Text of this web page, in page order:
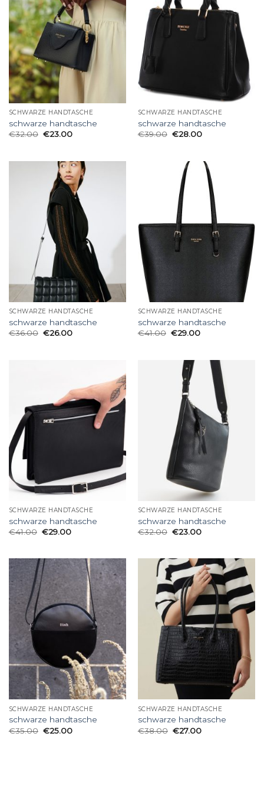
SCHWARZE HANDTASCHE
schwarze handtasche
€32.00 €23.00
SCHWARZE HANDTASCHE
schwarze handtasche
€39.00 €28.00
SCHWARZE HANDTASCHE
schwarze handtasche
€36.00 €26.00
SCHWARZE HANDTASCHE
schwarze handtasche
€41.00 €29.00
SCHWARZE HANDTASCHE
schwarze handtasche
€41.00 €29.00
SCHWARZE HANDTASCHE
schwarze handtasche
€32.00 €23.00
SCHWARZE HANDTASCHE
schwarze handtasche
€35.00 €25.00
SCHWARZE HANDTASCHE
schwarze handtasche
€38.00 €27.00